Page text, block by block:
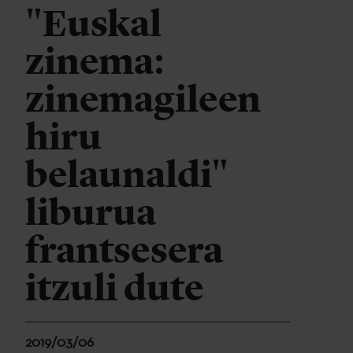
"Euskal
zinema:
zinemagileen
hiru
belaunaldi"
liburua
frantsesera
itzuli dute
2019/03/06